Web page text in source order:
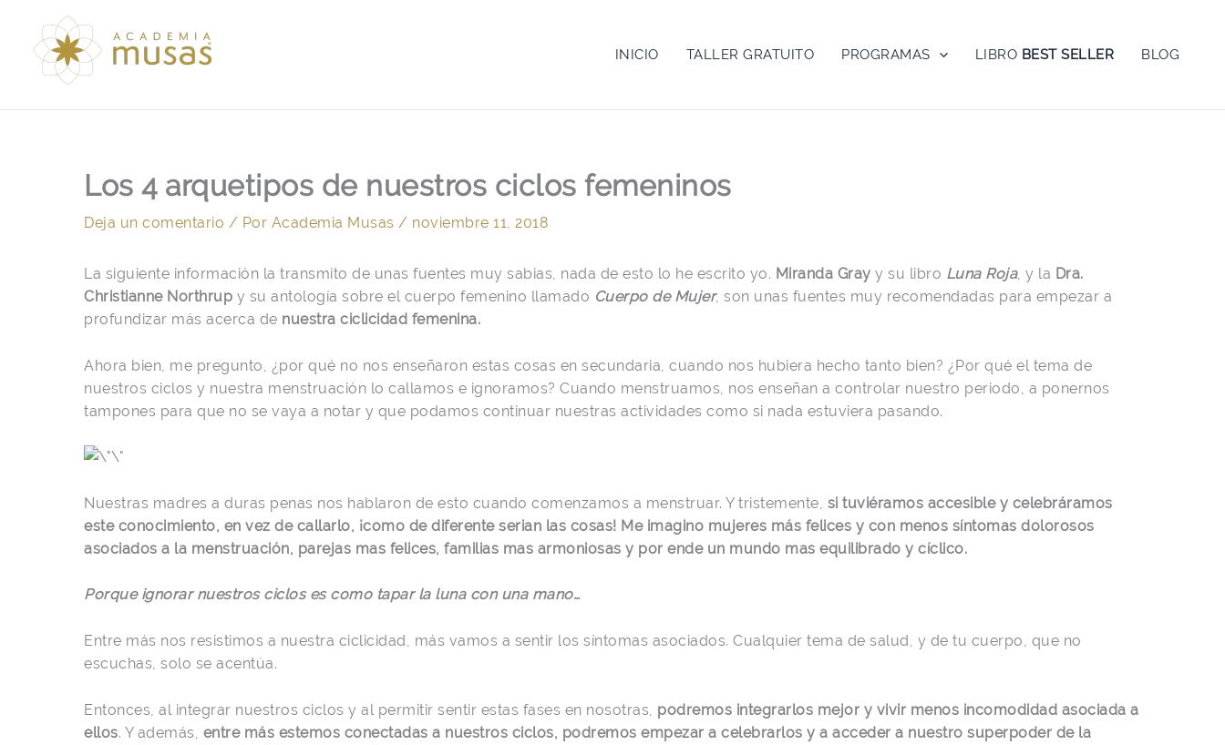
contenido
INICIO TALLER GRATUITO PROGRAMAS LIBRO BEST SELLER BLOG
Los 4 arquetipos de nuestros ciclos femeninos
Deja un comentario / Por Academia Musas / noviembre 11, 2018
La siguiente información la transmito de unas fuentes muy sabias, nada de esto lo he escrito yo. Miranda Gray y su libro Luna Roja, y la Dra.
Christianne Northrup y su antología sobre el cuerpo femenino llamado Cuerpo de Mujer, son unas fuentes muy recomendadas para empezar a
profundizar más acerca de nuestra ciclicidad femenina.
Ahora bien, me pregunto, ¿por qué no nos enseñaron estas cosas en secundaria, cuando nos hubiera hecho tanto bien? ¿Por qué el tema de
nuestros ciclos y nuestra menstruación lo callamos e ignoramos? Cuando menstruamos, nos enseñan a controlar nuestro periodo, a ponernos
tampones para que no se vaya a notar y que podamos continuar nuestras actividades como si nada estuviera pasando.
Nuestras madres a duras penas nos hablaron de esto cuando comenzamos a menstruar. Y tristemente, si tuviéramos accesible y celebráramos
este conocimiento, en vez de callarlo, ¡como de diferente serian las cosas! Me imagino mujeres más felices y con menos síntomas dolorosos
asociados a la menstruación, parejas mas felices, familias mas armoniosas y por ende un mundo mas equilibrado y cíclico.
Porque ignorar nuestros ciclos es como tapar la luna con una mano…
Entre más nos resistimos a nuestra ciclicidad, más vamos a sentir los síntomas asociados. Cualquier tema de salud, y de tu cuerpo, que no
escuchas, solo se acentúa.
Entonces, al integrar nuestros ciclos y al permitir sentir estas fases en nosotras, podremos integrarlos mejor y vivir menos incomodidad asociada a
ellos. Y además, entre más estemos conectadas a nuestros ciclos, podremos empezar a celebrarlos y a acceder a nuestro superpoder de la